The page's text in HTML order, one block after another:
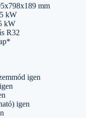
mm
kW
kW
R32
igen
igen